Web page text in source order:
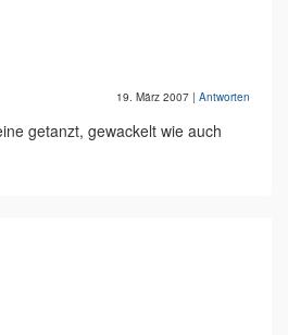
19. März 2007 | Antworten
getanzt, gewackelt wie auch